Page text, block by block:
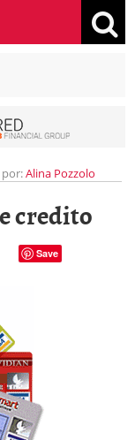
por:Alina Pozzolo
credito
Save